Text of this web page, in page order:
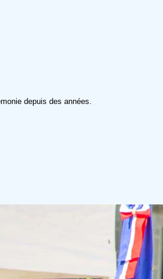
depuis des années.